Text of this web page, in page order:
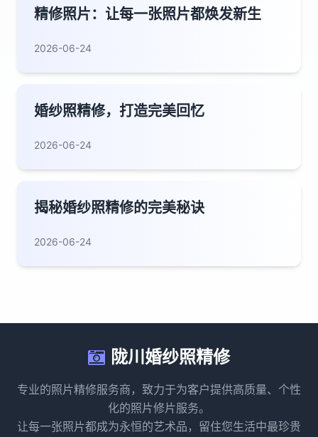
精修照片：让每一张照片都焕发新生
2026-06-24
婚纱照精修，打造完美回忆
2026-06-24
揭秘婚纱照精修的完美秘诀
2026-06-24
陇川婚纱照精修
专业的照片精修服务商，致力于为客户提供高质量、个性
化的照片修片服务。
让每一张照片都成为永恒的艺术品，留住您生活中最珍贵